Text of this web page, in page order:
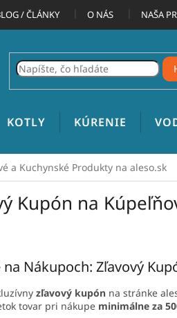
/ ČLÁNKY O NÁS NAŠA
KOTLY KÚRENIE
a Kuchynské Produkty na aleso.sk
Kupón na
Nákupoch: Zľavový
zľavový kupón na stránke
tovar pri nákupe minimálne za